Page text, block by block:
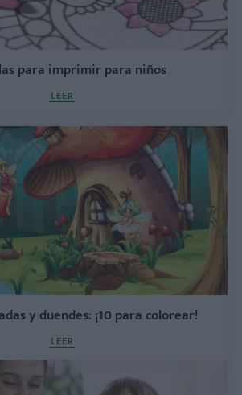
para imprimir para niños
LEER
y duendes: ¡10 para colorear!
LEER